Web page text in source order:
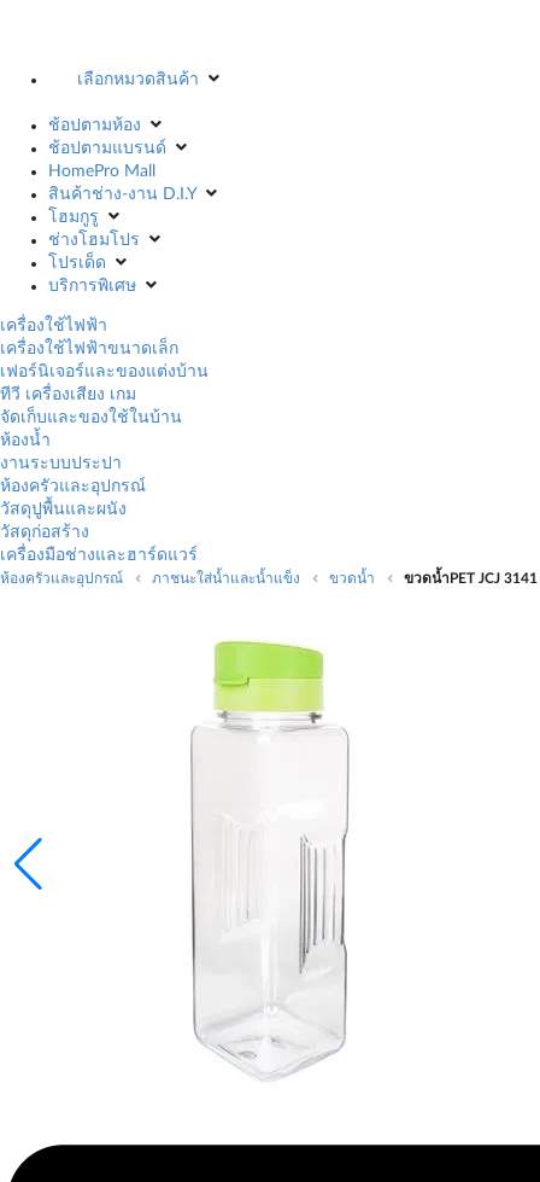
เลือกหมวดสินค้า
ช้อปตามห้อง
ช้อปตามแบรนด์
HomePro Mall
สินค้าช่าง-งาน D.I.Y
โฮมกูรู
ช่างโฮมโปร
โปรเด็ด
บริการพิเศษ
เครื่องใช้ไฟฟ้า
เครื่องใช้ไฟฟ้าขนาดเล็ก
เฟอร์นิเจอร์และของแต่งบ้าน
ทีวี เครื่องเสียง เกม
จัดเก็บและของใช้ในบ้าน
ห้องน้ำ
งานระบบประปา
ห้องครัวและอุปกรณ์
วัสดุปูพื้นและผนัง
วัสดุก่อสร้าง
เครื่องมือช่างและฮาร์ดแวร์
ห้องครัวและอุปกรณ์ ภาชนะใส่น้ำและน้ำแข็ง ขวดน้ำ ขวดน้ำPET JCJ